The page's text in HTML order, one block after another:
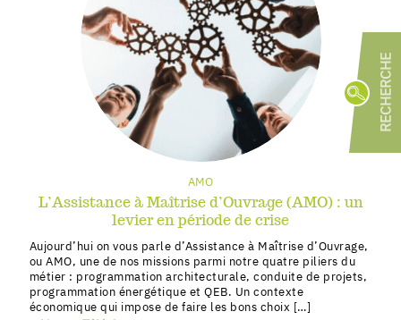
AMO
L’Assistance à Maîtrise d’Ouvrage (AMO) : un
levier en période de crise
Aujourd’hui on vous parle d’Assistance à Maîtrise d’Ouvrage,
ou AMO, une de nos missions parmi notre quatre piliers du
métier : programmation architecturale, conduite de projets,
programmation énergétique et QEB. Un contexte
économique qui impose de faire les bons choix […]